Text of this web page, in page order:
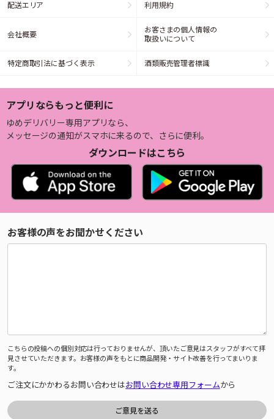
配送エリア 利用規約
会社概要
お客さまの個人情報の
取扱いについて
特定商取引法に基づく表示 酒類販売管理者標識
アプリならもっと便利に
ゆめデリバリー専用アプリなら、
メッセージの通知がスマホに来るので、さらに便利。
ダウンロードはこちら
お客様の声をお聞かせください
こちらの投稿への個別対応は行っておりませんが、頂いたご意見はスタッフがすべて拝
見させていただきます。お客様の声をもとに商品開発・サイト改善を行ってまいりま
す。
ご注文にかかわるお問い合わせはお問い合わせ専用フォームから